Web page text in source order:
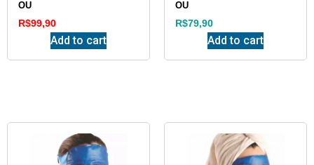
R$99,90
OU
Add to cart
R$79,90
OU
Add to cart